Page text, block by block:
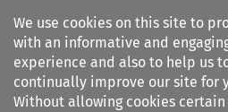
We use cookies on this site to
with an informative and
experience and also to help us
continually improve our site for
Without allowing cookies